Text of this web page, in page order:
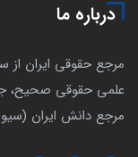
درباره ما
علمی حقوقی صحیح،
مرجع دانش ایران